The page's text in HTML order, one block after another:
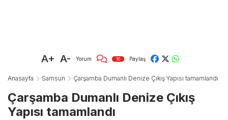
A+ A- Yorum 10 Paylaş
Anasayfa Samsun Çarşamba Dumanlı Denize Çıkış Yapısı tamamlandı
Çarşamba Dumanlı Denize Çıkış
Yapısı tamamlandı